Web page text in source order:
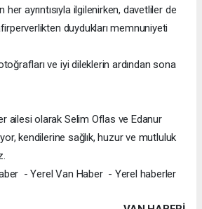
ayrıntısıyla ilgilenirken, davetliler de
duydukları memnuniyeti
ve iyi dileklerin ardından sona
ailesi olarak Selim Oflas ve Edanur
kendilerine sağlık, huzur ve mutluluk
- Yerel Van Haber - Yerel haberler